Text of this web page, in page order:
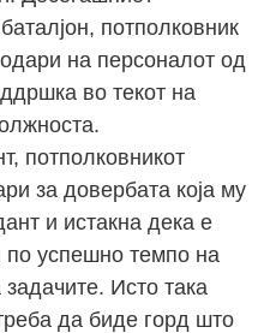
потполковник
на персоналот од
во текот на
потполковникот
за довербата која му
и истакна дека е
успешно темпо на
Исто така
да биде горд што